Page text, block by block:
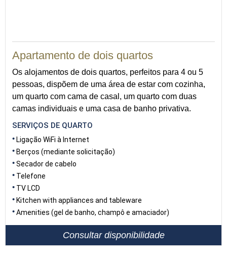
Apartamento de dois quartos
Os alojamentos de dois quartos, perfeitos para 4 ou 5
pessoas, dispõem de uma área de estar com cozinha,
um quarto com cama de casal, um quarto com duas
camas individuais e uma casa de banho privativa.
SERVIÇOS DE QUARTO
Ligação WiFi à Internet
Berços (mediante solicitação)
Secador de cabelo
Telefone
TV LCD
Kitchen with appliances and tableware
Amenities (gel de banho, champô e amaciador)
Consultar disponibilidade